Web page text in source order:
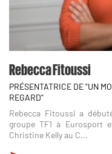
Rebecca Fitoussi
PRÉSENTATRICE DE "UN
REGARD"
Rebecca Fitoussi a
groupe TF1 à
Christine Kelly au C...